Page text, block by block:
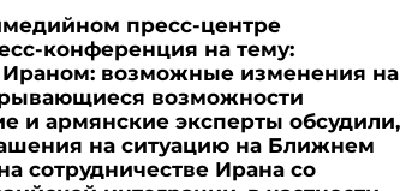
пресс-центре
конференция на тему:
возможные изменения на
возможности
и армянские эксперты обсудили,
на ситуацию на Ближнем
сотрудничестве Ирана со